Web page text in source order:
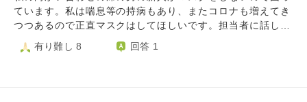
テなのか、実は感染していてその後遺症なのか、頭がクラク
ラして疲れやすく、以前のような元気がありません。毎年夏
じです。私は今文学の研究をしながら大学で非常勤講師をし
ています。私は喘息等の持病もあり、またコロナも増えてき
つつあるので正直マスクはしてほしいです。担当者に話しま
したが、どうも注意してないみたいです。他にも社会人じゃ
ないような振る舞いが多く、正直迷惑なんですが、 どうし
有り難し 8 回答 1